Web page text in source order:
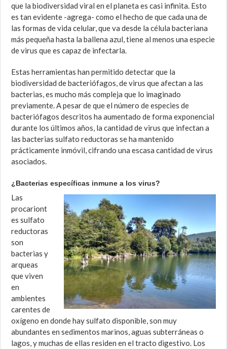
que la biodiversidad viral en el planeta es casi infinita. Esto
es tan evidente -agrega- como el hecho de que cada una de
las formas de vida celular, que va desde la célula bacteriana
más pequeña hasta la ballena azul, tiene al menos una especie
de virus que es capaz de infectarla.
Estas herramientas han permitido detectar que la
biodiversidad de bacteriófagos, de virus que afectan a las
bacterias, es mucho más compleja que lo imaginado
previamente. A pesar de que el número de especies de
bacteriófagos descritos ha aumentado de forma exponencial
durante los últimos años, la cantidad de virus que infectan a
las bacterias sulfato reductoras se ha mantenido
prácticamente inmóvil, cifrando una escasa cantidad de virus
asociados.
¿Bacterias específicas inmune a los virus?
Las
procariont
es sulfato
reductoras
son
bacterias y
arqueas
que viven
en
ambientes
carentes de
oxígeno en donde hay sulfato disponible, son muy
abundantes en sedimentos marinos, aguas subterráneas o
lagos, y muchas de ellas residen en el tracto digestivo. Los